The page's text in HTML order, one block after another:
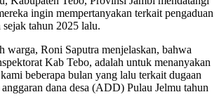
ingin mempertanyakan terkait pengaduan
tahun 2025 lalu.
warga, Roni Saputra menjelaskan, bahwa
Kab Tebo, adalah untuk menanyakan
beberapa bulan yang lalu terkait dugaan
dana desa (ADD) Pulau Jelmu tahun